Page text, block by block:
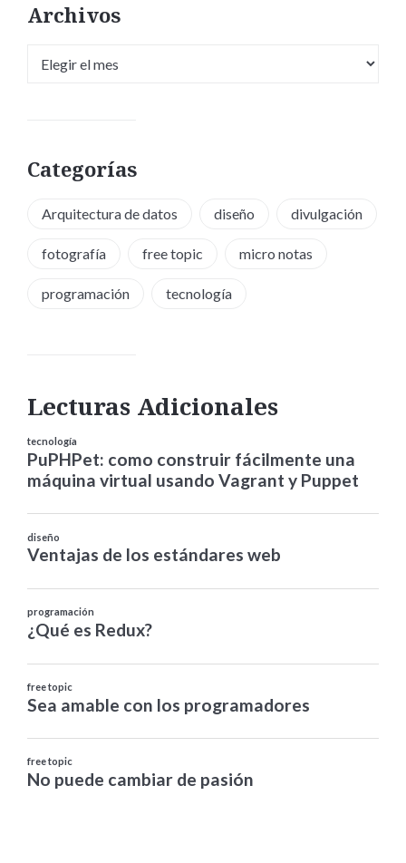
Archivos
Categorías
Arquitectura de datos diseño divulgación
fotografía free topic micro notas
programación tecnología
Lecturas Adicionales